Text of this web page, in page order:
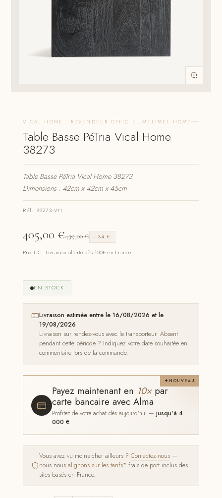
VICAL HOME · REVENDEUR OFFICIEL MELIMEL HOME
Table Basse PéTria Vical Home
38273
Table Basse PéTria Vical Home 38273
Dimensions : 42cm x 42cm x 45cm
Réf. 38273-VH
405,00 €439,00€ −34 €
Prix TTC · Livraison offerte dès 100€ en France
EN STOCK
Livraison estimée entre le 16/08/2026 et le
19/08/2026
Livraison sur rendez-vous avec le transporteur. Absent
pendant cette période ? Indiquez votre date souhaitée en
commentaire lors de la commande.
NOUVEAU
Payez maintenant en 10×par
carte bancaire avec Alma
Profitez de votre achat dès aujourd'hui —jusqu'à 4
000 €
Vous avez vu moins cher ailleurs ?Contactez-nous —
nous nousalignons sur les tarifs* frais de port inclus des
sites basés en France.